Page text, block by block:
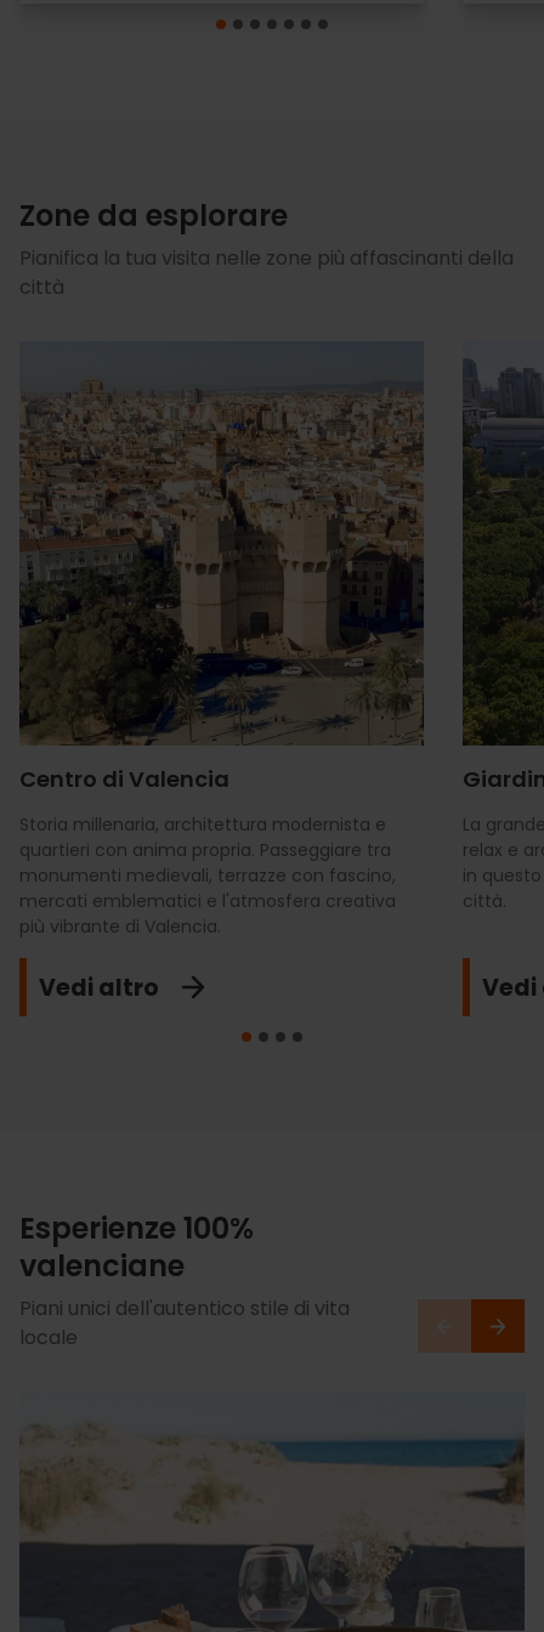
Zone da esplorare
Pianifica la tua visita nelle zone più affascinanti della
città
Centro di Valencia
Storia millenaria, architettura modernista e
quartieri con anima propria. Passeggiare tra
monumenti medievali, terrazze con fascino,
mercati emblematici e l'atmosfera creativa
più vibrante di Valencia.
Vedi altro
La
relax e
in
città.
Esperienze 100%
valenciane
Piani unici dell'autentico stile di vita
locale